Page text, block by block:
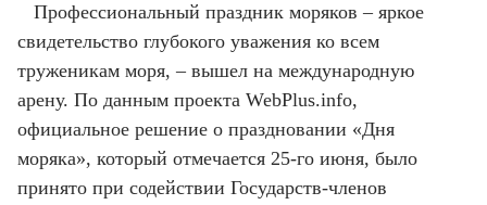
Профессиональный праздник моряков – яркое
свидетельство глубокого уважения ко всем
труженикам моря, – вышел на международную
арену. По данным проекта WebPlus.info,
официальное решение о праздновании «Дня
моряка», который отмечается 25-го июня, было
принято при содействии Государств-членов